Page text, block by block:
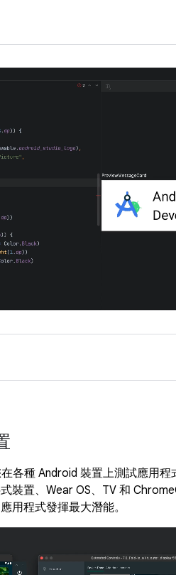
各種 Android 裝置上測試應用程
裝置、Wear OS、TV 和
用程式發揮最大潛能。